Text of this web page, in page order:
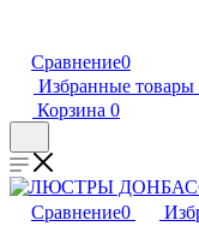
Сравнение0
Избранные товары
Корзина 0
Сравнение0